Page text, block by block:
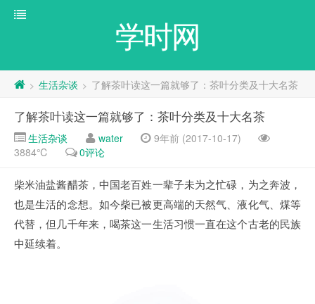
学时网
> 生活杂谈 > 了解茶叶读这一篇就够了：茶叶分类及十大名茶
了解茶叶读这一篇就够了：茶叶分类及十大名茶
生活杂谈 water
9年前 (2017-10-17)
3884℃
0评论
柴米油盐酱醋茶，中国老百姓一辈子未为之忙碌，为之奔波，
也是生活的念想。如今柴已被更高端的天然气、液化气、煤等
代替，但几千年来，喝茶这一生活习惯一直在这个古老的民族
中延续着。